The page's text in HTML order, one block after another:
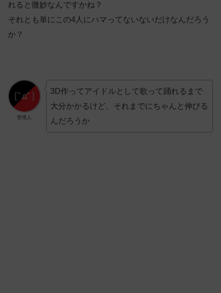
れると微妙なんですかね？
それとも単にこの4人にハマってないないだけなんだろう
か？
管理人
3D作ってアイドルとして歌って踊れるまで
大分かかるけど、それまでにちゃんと伸びる
んだろうか